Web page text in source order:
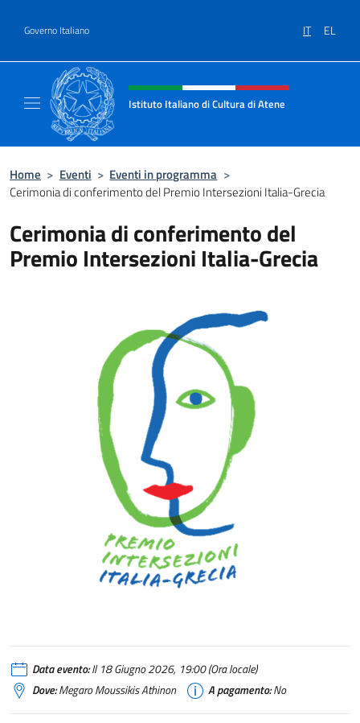
Governo Italiano IT EL
Intestazione sito, social e menù
Istituto Italiano di Cultura di Atene
Home > Eventi > Eventi in programma >
Cerimonia di conferimento del Premio Intersezioni Italia-Grecia
Cerimonia di conferimento del
Premio Intersezioni Italia-Grecia
Data evento:Il 18 Giugno 2026, 19:00 (Ora locale)
Dove:Megaro Moussikis Athinon A pagamento:No